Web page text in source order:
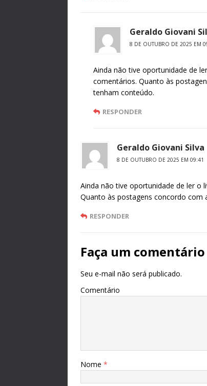
Geraldo Giovani
8 DE OUTUBRO DE 2025 EM
Ainda não tive oportunidade de
comentários. Quanto às
tenham conteúdo.
RESPONDER
Geraldo Giovani Silva
8 DE OUTUBRO DE 2025 EM 09:41
Ainda não tive oportunidade de ler o
Quanto às postagens concordo com
RESPONDER
Faça um comentário
Seu e-mail não será publicado.
Comentário
Nome *